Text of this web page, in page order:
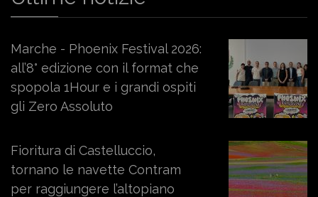
Marche - Phoenix Festival 2026:
all’8° edizione con il format che
spopola 1Hour e i grandi ospiti
gli Zero Assoluto
Fioritura di Castelluccio,
tornano le navette Contram
per raggiungere l’altopiano